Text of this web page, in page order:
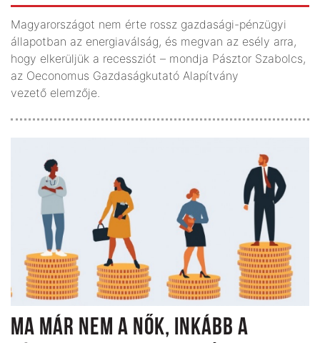
Magyarországot nem érte rossz gazdasági-pénzügyi
állapotban az energiaválság, és megvan az esély arra,
hogy elkerüljük a recessziót – mondja Pásztor Szabolcs,
az Oeconomus Gazdaságkutató Alapítvány
vezető elemzője.
MA MÁR NEM A NŐK, INKÁBB A